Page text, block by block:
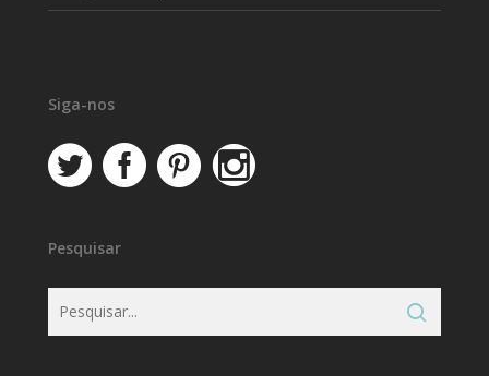
Siga-nos
Pesquisar